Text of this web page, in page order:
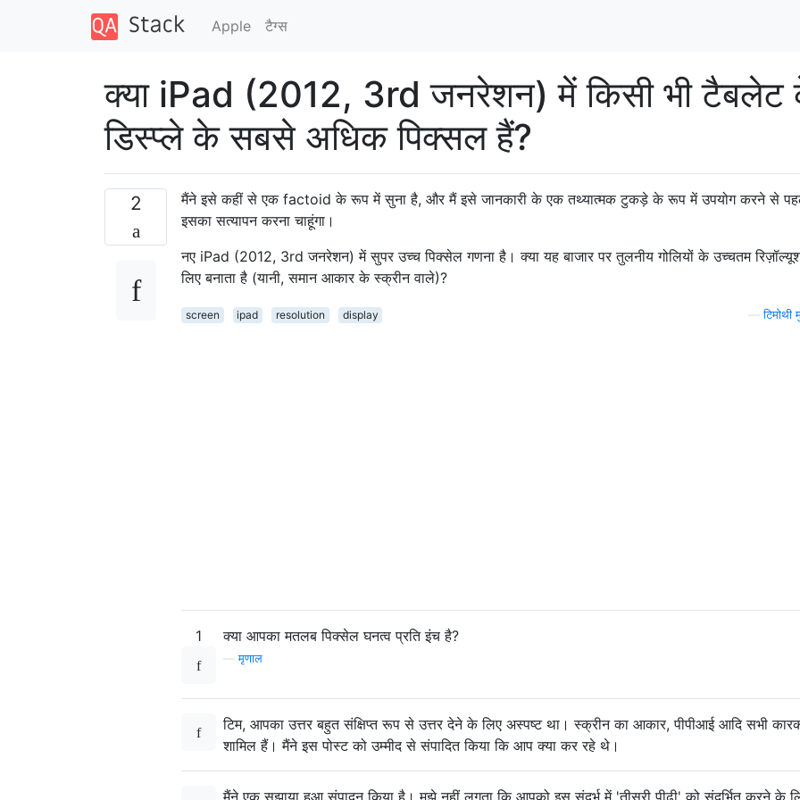
Apple टैग्‍स
क्या iPad (2012, 3rd जनरेशन) में किसी भी टैबलेट
डिस्प्ले के सबसे अधिक पिक्सल हैं?
2
मैंने इसे कहीं से एक factoid के रूप में सुना है, और मैं इसे जानकारी के एक तथ्यात्मक टुकड़े के रूप में उपयोग करने से
इसका सत्यापन करना चाहूंगा।
नए iPad (2012, 3rd जनरेशन) में सुपर उच्च पिक्सेल गणना है। क्या यह बाजार पर तुलनीय गोलियों के उच्चतम
लिए बनाता है (यानी, समान आकार के स्क्रीन वाले)?
screen ipad resolution display —टिमोथी
1 क्या आपका मतलब पिक्सेल घनत्व प्रति इंच है?
—मृणाल
टिम, आपका उत्तर बहुत संक्षिप्त रूप से उत्तर देने के लिए अस्पष्ट था। स्क्रीन का आकार, पीपीआई आदि सभी
शामिल हैं। मैंने इस पोस्ट को उम्मीद से संपादित किया कि आप क्या कर रहे थे।
मैंने एक सुझाया हुआ संपादन किया है। मुझे नहीं लगता कि आपको इस संदर्भ में 'तीसरी पीढ़ी' को संदर्भित करने के